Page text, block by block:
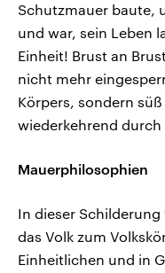
Schutzmauer baute,
und war, sein Leben
Einheit! Brust an
nicht mehr
Körpers, sondern
wiederkehrend durch
Mauerphilosophien
In dieser
das Volk zum
Einheitlichen und in